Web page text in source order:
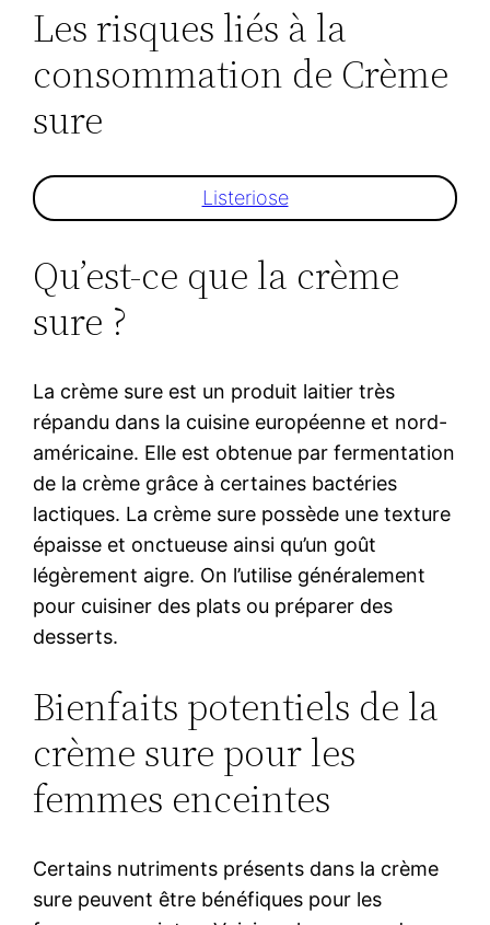
Les risques liés à la
consommation de Crème
sure
Listeriose
Qu’est-ce que la crème
sure ?
La crème sure est un produit laitier très
répandu dans la cuisine européenne et nord-
américaine. Elle est obtenue par fermentation
de la crème grâce à certaines bactéries
lactiques. La crème sure possède une texture
épaisse et onctueuse ainsi qu’un goût
légèrement aigre. On l’utilise généralement
pour cuisiner des plats ou préparer des
desserts.
Bienfaits potentiels de la
crème sure pour les
femmes enceintes
Certains nutriments présents dans la crème
sure peuvent être bénéfiques pour les